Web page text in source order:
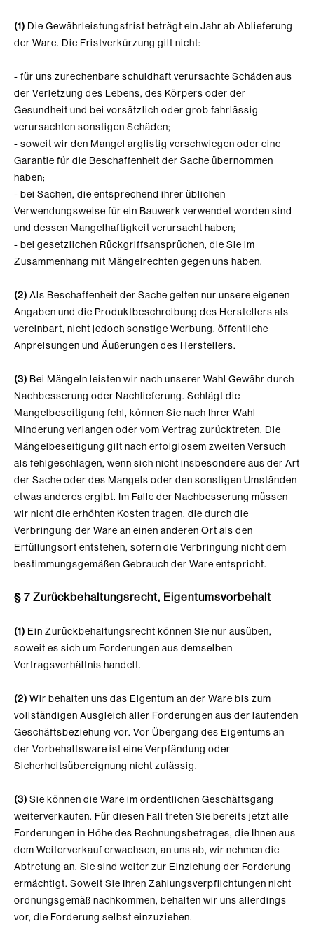
(1) Die Gewährleistungsfrist beträgt ein Jahr ab Ablieferung
der Ware. Die Fristverkürzung gilt nicht:
- für uns zurechenbare schuldhaft verursachte Schäden aus
der Verletzung des Lebens, des Körpers oder der
Gesundheit und bei vorsätzlich oder grob fahrlässig
verursachten sonstigen Schäden;
- soweit wir den Mangel arglistig verschwiegen oder eine
Garantie für die Beschaffenheit der Sache übernommen
haben;
- bei Sachen, die entsprechend ihrer üblichen
Verwendungsweise für ein Bauwerk verwendet worden sind
und dessen Mangelhaftigkeit verursacht haben;
- bei gesetzlichen Rückgriffsansprüchen, die Sie im
Zusammenhang mit Mängelrechten gegen uns haben.
(2) Als Beschaffenheit der Sache gelten nur unsere eigenen
Angaben und die Produktbeschreibung des Herstellers als
vereinbart, nicht jedoch sonstige Werbung, öffentliche
Anpreisungen und Äußerungen des Herstellers.
(3) Bei Mängeln leisten wir nach unserer Wahl Gewähr durch
Nachbesserung oder Nachlieferung. Schlägt die
Mangelbeseitigung fehl, können Sie nach Ihrer Wahl
Minderung verlangen oder vom Vertrag zurücktreten. Die
Mängelbeseitigung gilt nach erfolglosem zweiten Versuch
als fehlgeschlagen, wenn sich nicht insbesondere aus der Art
der Sache oder des Mangels oder den sonstigen Umständen
etwas anderes ergibt. Im Falle der Nachbesserung müssen
wir nicht die erhöhten Kosten tragen, die durch die
Verbringung der Ware an einen anderen Ort als den
Erfüllungsort entstehen, sofern die Verbringung nicht dem
bestimmungsgemäßen Gebrauch der Ware entspricht.
§ 7 Zurückbehaltungsrecht, Eigentumsvorbehalt
(1) Ein Zurückbehaltungsrecht können Sie nur ausüben,
soweit es sich um Forderungen aus demselben
Vertragsverhältnis handelt.
(2) Wir behalten uns das Eigentum an der Ware bis zum
vollständigen Ausgleich aller Forderungen aus der laufenden
Geschäftsbeziehung vor. Vor Übergang des Eigentums an
der Vorbehaltsware ist eine Verpfändung oder
Sicherheitsübereignung nicht zulässig.
(3) Sie können die Ware im ordentlichen Geschäftsgang
weiterverkaufen. Für diesen Fall treten Sie bereits jetzt alle
Forderungen in Höhe des Rechnungsbetrages, die Ihnen aus
dem Weiterverkauf erwachsen, an uns ab, wir nehmen die
Abtretung an. Sie sind weiter zur Einziehung der Forderung
ermächtigt. Soweit Sie Ihren Zahlungsverpflichtungen nicht
ordnungsgemäß nachkommen, behalten wir uns allerdings
vor, die Forderung selbst einzuziehen.